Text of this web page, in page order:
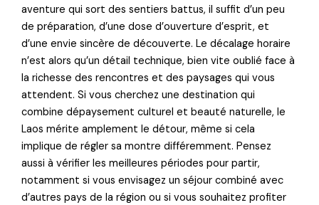
aventure qui sort des sentiers battus, il suffit d’un peu
de préparation, d’une dose d’ouverture d’esprit, et
d’une envie sincère de découverte. Le décalage horaire
n’est alors qu’un détail technique, bien vite oublié face à
la richesse des rencontres et des paysages qui vous
attendent. Si vous cherchez une destination qui
combine dépaysement culturel et beauté naturelle, le
Laos mérite amplement le détour, même si cela
implique de régler sa montre différemment. Pensez
aussi à vérifier les meilleures périodes pour partir,
notamment si vous envisagez un séjour combiné avec
d’autres pays de la région ou si vous souhaitez profiter